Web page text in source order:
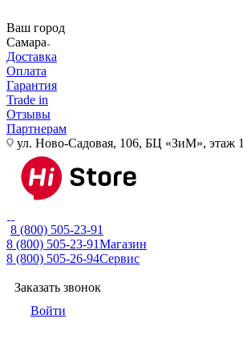
Ваш город
Самара
Доставка
Оплата
Гарантия
Trade in
Отзывы
Партнерам
ул. Ново-Садовая, 106, БЦ «ЗиМ», этаж 1
8 (800) 505-23-91
8 (800) 505-23-91Магазин
8 (800) 505-26-94Сервис
Заказать звонок
Войти